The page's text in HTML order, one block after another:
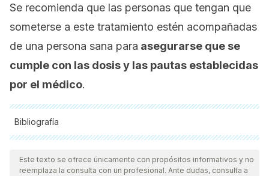
Se recomienda que las personas que tengan que
someterse a este tratamiento estén acompañadas
de una persona sana para asegurarse que se
cumple con las dosis y las pautas establecidas
por el médico.
Bibliografía
Todas las fuentes citadas fueron revisadas a profundidad por
nuestro equipo, para asegurar su calidad, confiabilidad,
vigencia y validez.La bibliografía de este artículo fue
Este texto se ofrece únicamente con propósitos informativos y no
reemplaza la consulta con un profesional. Ante dudas, consulta a